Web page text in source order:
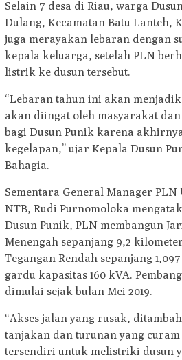
Selain 7 desa di Riau, warga
Dulang, Kecamatan Batu Lanteh,
juga merayakan lebaran dengan
kepala keluarga, setelah PLN
listrik ke dusun tersebut.
“Lebaran tahun ini akan
akan diingat oleh masyarakat
bagi Dusun Punik karena
kegelapan,” ujar Kepala Dusun
Bahagia.
Sementara General Manager
NTB, Rudi Purnomoloka
Dusun Punik, PLN membangun
Menengah sepanjang 9,2
Tegangan Rendah sepanjang
gardu kapasitas 160 kVA.
dimulai sejak bulan Mei 2019.
“Akses jalan yang rusak,
tanjakan dan turunan yang
tersendiri untuk melistriki dusun